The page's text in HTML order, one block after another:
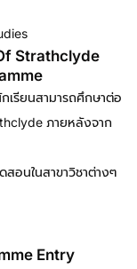
Strathclyde
เรียนสามารถศึกษาต่อ
ภายหลังจาก
สอนในสาขาวิชาต่างๆ
Entry